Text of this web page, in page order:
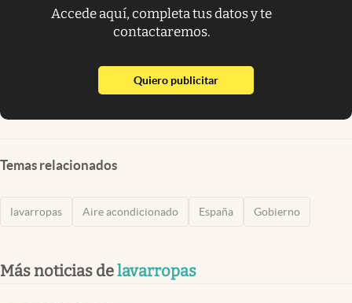
Accede aquí, completa tus datos y te
contactaremos.
Quiero publicitarabre en nueva pestaña
Temas relacionados
lavarropas Aire acondicionado España Gobierno
Más noticias delavarropas